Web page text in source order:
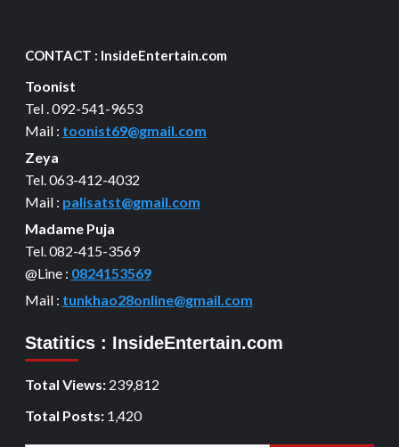
CONTACT : InsideEntertain.com
Toonist
Tel . 092-541-9653
Mail : toonist69@gmail.com
Zeya
Tel. 063-412-4032
Mail : palisatst@gmail.com
Madame Puja
Tel. 082-415-3569
@Line : 0824153569
Mail : tunkhao28online@gmail.com
Statitics : InsideEntertain.com
Total Views: 239,812
Total Posts: 1,420